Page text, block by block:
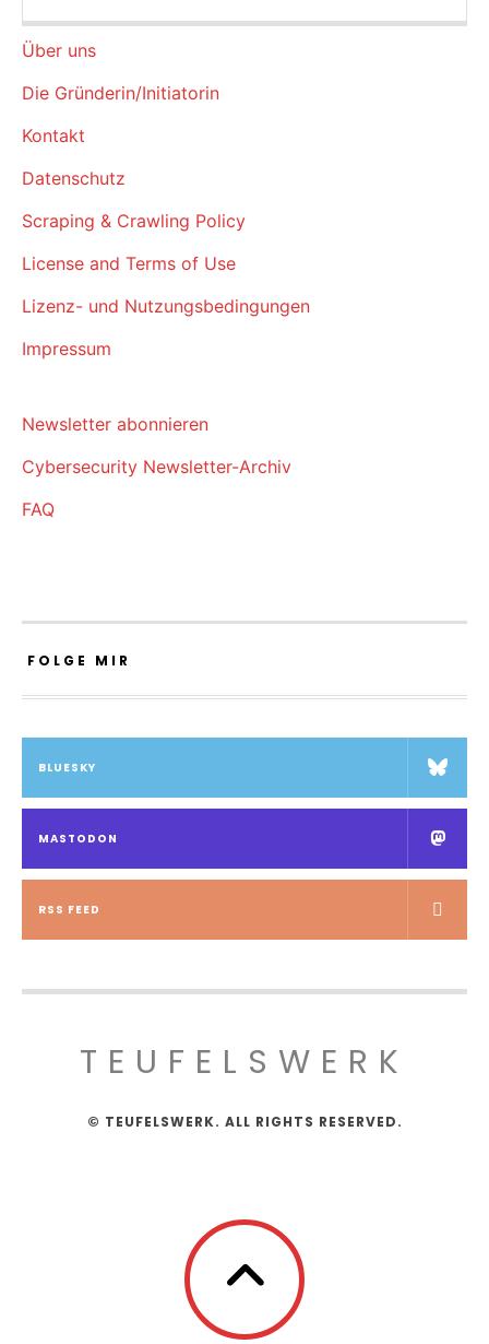
Über uns
Die Gründerin/Initiatorin
Kontakt
Datenschutz
Scraping & Crawling Policy
License and Terms of Use
Lizenz- und Nutzungsbedingungen
Impressum
Newsletter abonnieren
Cybersecurity Newsletter-Archiv
FAQ
FOLGE MIR
BLUESKY
MASTODON
RSS FEED
TEUFELSWERK
© TEUFELSWERK. ALL RIGHTS RESERVED.